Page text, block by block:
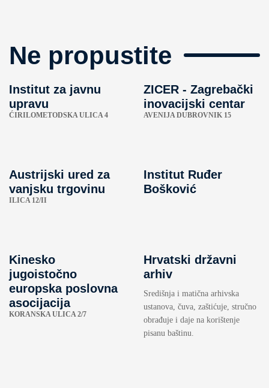
Ne propustite
Institut za javnu
upravu
ĆIRILOMETODSKA ULICA 4
ZICER - Zagrebački
inovacijski centar
AVENIJA DUBROVNIK 15
Austrijski ured za
vanjsku trgovinu
ILICA 12/II
Institut Ruđer
Bošković
Kinesko
jugoistočno
europska poslovna
asocijacija
KORANSKA ULICA 2/7
Hrvatski državni
arhiv
Središnja i matična arhivska
ustanova, čuva, zaštićuje, stručno
obrađuje i daje na korištenje
pisanu baštinu.